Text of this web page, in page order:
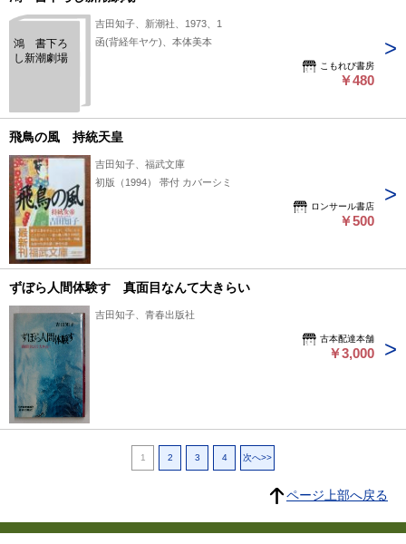
鴻 書下ろ
し新潮劇場
吉田知子、新潮社、1973、1
函(背経年ヤケ)、本体美本
こもれび書房
￥480
飛鳥の風 持統天皇
吉田知子、福武文庫
初版（1994） 帯付 カバーシミ
ロンサール書店
￥500
ずぼら人間体験す 真面目なんて大きらい
吉田知子、青春出版社
古本配達本舗
￥3,000
1 2 3 4 次へ>>
ページ上部へ戻る